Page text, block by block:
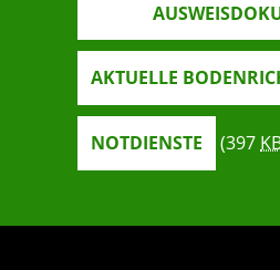
AKTUELLE
NOTDIENSTE (397